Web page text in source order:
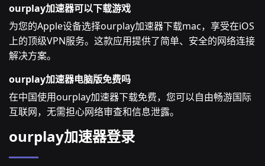
ourplay加速器可以下载游戏
为您的Apple设备选择ourplay加速器下载mac，享受在iOS
上的顶级VPN服务。这款应用提供了简单、安全的网络连接
解决方案。
ourplay加速器电脑版免费吗
在中国使用ourplay加速器下载免费，您可以自由畅游国际
互联网，无需担心网络审查和信息泄露。
ourplay加速器登录